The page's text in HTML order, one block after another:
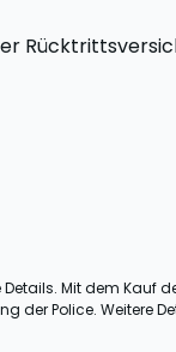
Details. Mit dem Kauf
der Police. Weitere